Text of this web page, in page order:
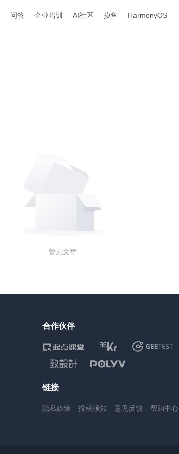
问答 企业培训 AI社区 摸鱼 HarmonyOS
暂无文章
合作伙伴
链接
隐私政策 投稿须知 意见反馈 帮助中心